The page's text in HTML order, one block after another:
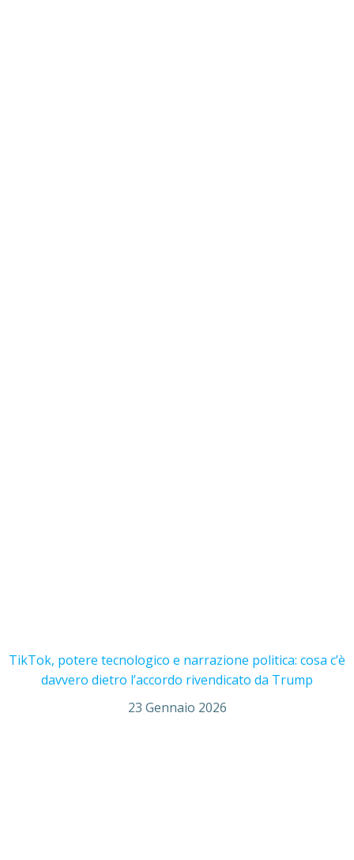
TikTok, potere tecnologico e narrazione politica: cosa c’è
davvero dietro l’accordo rivendicato da Trump
23 Gennaio 2026